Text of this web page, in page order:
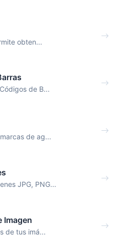
obten...
de B...
de ag...
JPG, PNG...
Imagen
de tus imá...